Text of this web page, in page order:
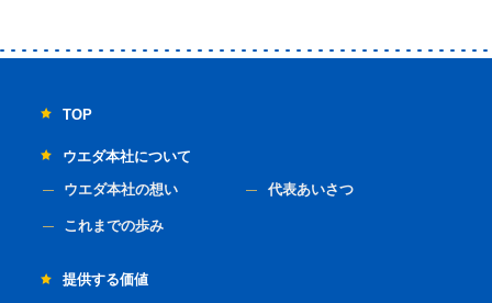
TOP
ウエダ本社について
ウエダ本社の想い 代表あいさつ
これまでの歩み
提供する価値